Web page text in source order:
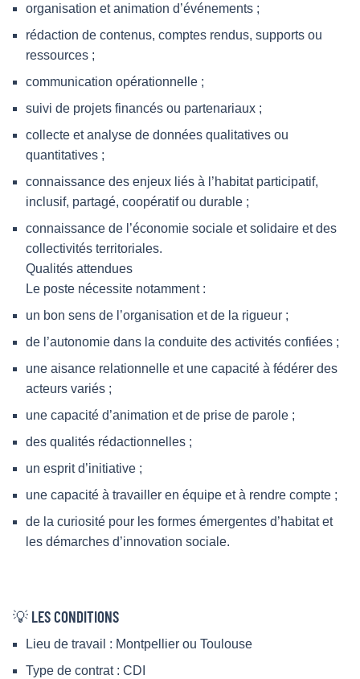
organisation et animation d’événements ;
rédaction de contenus, comptes rendus, supports ou
ressources ;
communication opérationnelle ;
suivi de projets financés ou partenariaux ;
collecte et analyse de données qualitatives ou
quantitatives ;
connaissance des enjeux liés à l’habitat participatif,
inclusif, partagé, coopératif ou durable ;
connaissance de l’économie sociale et solidaire et des
collectivités territoriales.
Qualités attendues
Le poste nécessite notamment :
un bon sens de l’organisation et de la rigueur ;
de l’autonomie dans la conduite des activités confiées ;
une aisance relationnelle et une capacité à fédérer des
acteurs variés ;
une capacité d’animation et de prise de parole ;
des qualités rédactionnelles ;
un esprit d’initiative ;
une capacité à travailler en équipe et à rendre compte ;
de la curiosité pour les formes émergentes d’habitat et
les démarches d’innovation sociale.
💡 LES CONDITIONS
Lieu de travail : Montpellier ou Toulouse
Type de contrat : CDI